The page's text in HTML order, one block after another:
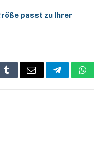
passt zu Ihrer
TumblrEmail Telegram